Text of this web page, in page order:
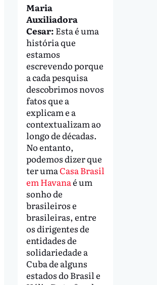
Maria
Auxiliadora
Cesar: Esta é uma
história que
estamos
escrevendo porque
a cada pesquisa
descobrimos novos
fatos que a
explicam e a
contextualizam ao
longo de décadas.
No entanto,
podemos dizer que
ter umaCasa Brasil
em Havanaé um
sonho de
brasileiros e
brasileiras, entre
os dirigentes de
entidades de
solidariedade a
Cuba de alguns
estados do Brasil e